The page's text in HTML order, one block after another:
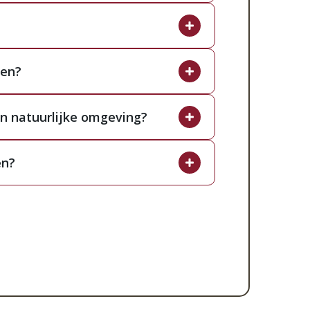
binnen in de authentieke boerderij.
u comfortabel zit. Dit
sfeer, perfect om bij te
een traditioneel eigen recept.
u met een glimlach van dienst zijn
aansluit bij de authentieke
bieden volop speelmogelijkheden
in alle rust genieten van een
Dit maakt uw bezoek een
natuurlijke omgeving?
eetgelegenheden die direct aan
plaatsen waar u direct kunt
ambachtelijke gerechten. Zo geniet
en toegankelijke sfeer waar iedereen
zich kunnen vermaken terwijl